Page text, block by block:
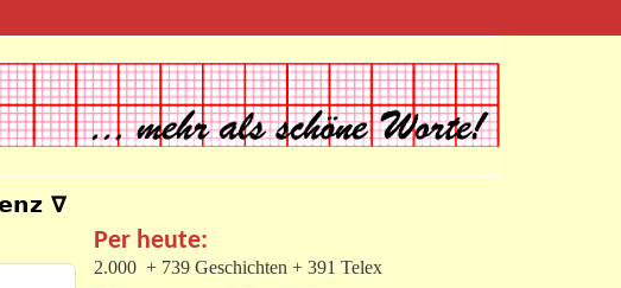
∇
Per heute:
2.000 + 739 Geschichten + 391 Telex